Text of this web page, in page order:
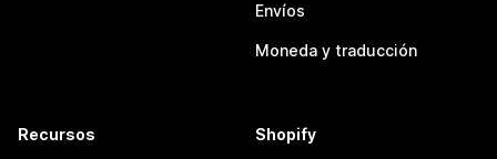
Envíos
Moneda y traducción
Recursos Shopify